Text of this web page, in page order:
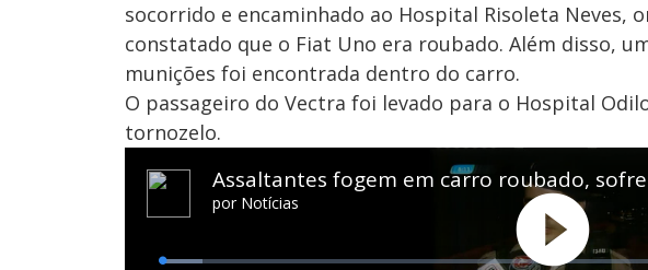
socorrido e encaminhado ao Hospital Risoleta Neves,
constatado que o Fiat Uno era roubado. Além disso,
munições foi encontrada dentro do carro.
O passageiro do Vectra foi levado para o Hospital
tornozelo.